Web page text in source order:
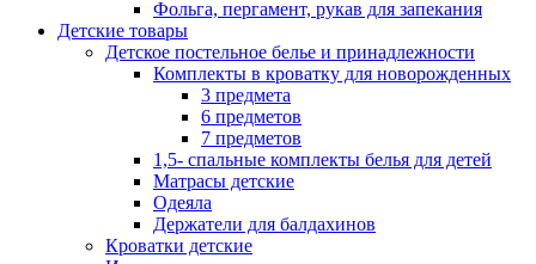
Фольга, пергамент, рукав для запекания
Детские товары
Детское постельное белье и принадлежности
Комплекты в кроватку для новорожденных
3 предмета
6 предметов
7 предметов
1,5- спальные комплекты белья для детей
Матрасы детские
Одеяла
Держатели для балдахинов
Кроватки детские